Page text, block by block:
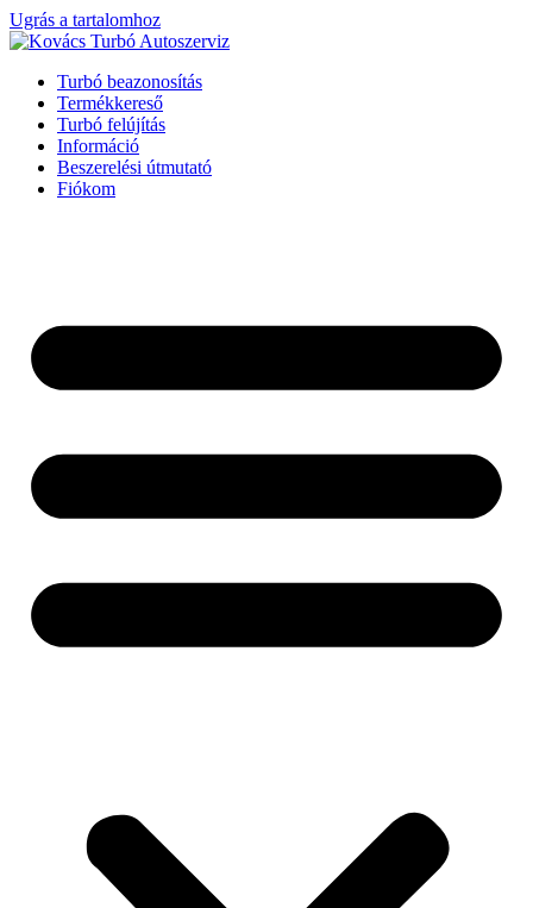
Ugrás a tartalomhoz
Turbó beazonosítás
Termékkereső
Turbó felújítás
Információ
Beszerelési útmutató
Fiókom